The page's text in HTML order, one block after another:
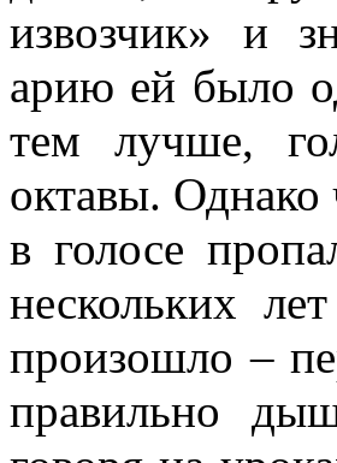
извозчик» и
арию ей было
тем лучше,
октавы. Однако
в голосе
нескольких
произошло –
правильно